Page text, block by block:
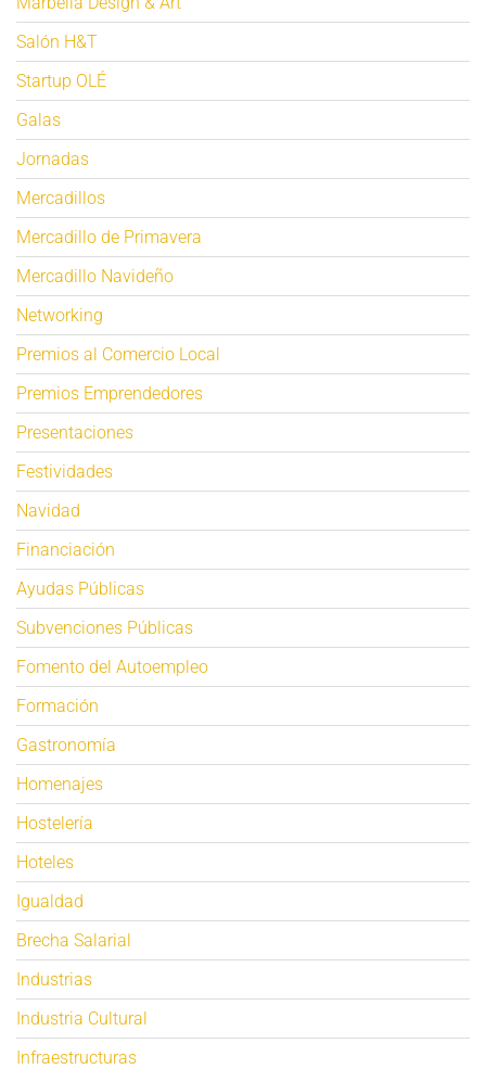
Salón H&T
Startup OLÉ
Galas
Jornadas
Mercadillos
Mercadillo de Primavera
Mercadillo Navideño
Networking
Premios al Comercio Local
Premios Emprendedores
Presentaciones
Festividades
Navidad
Financiación
Ayudas Públicas
Subvenciones Públicas
Fomento del Autoempleo
Formación
Gastronomía
Homenajes
Hostelería
Hoteles
Igualdad
Brecha Salarial
Industrias
Industria Cultural
Infraestructuras